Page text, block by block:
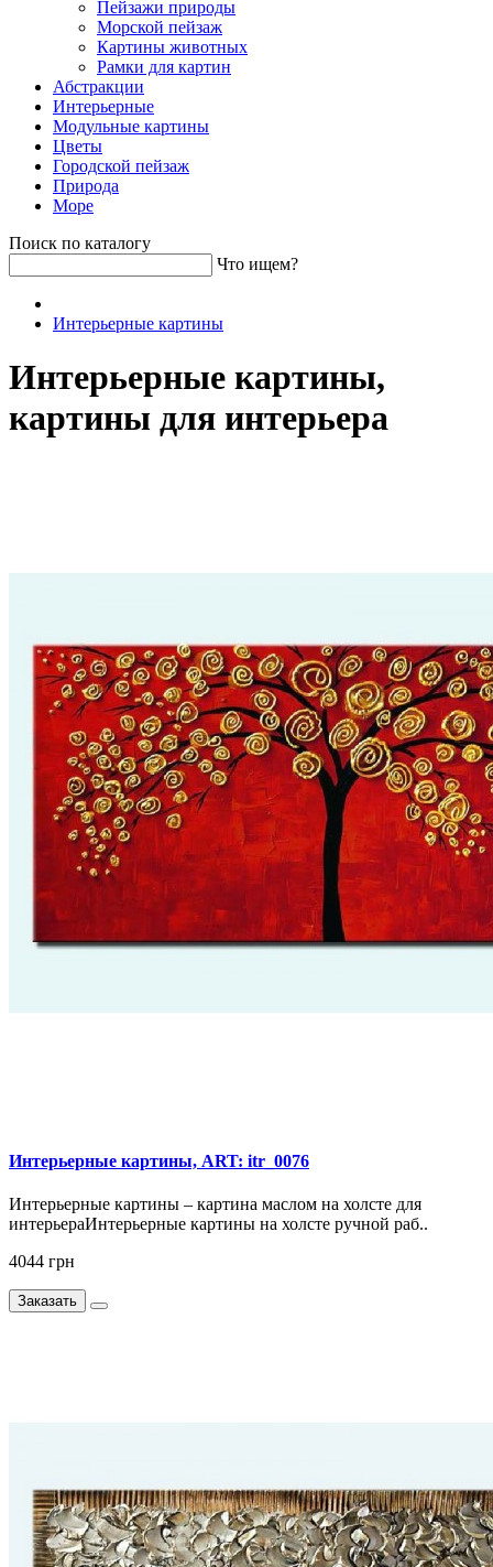
Пейзажи природы
Морской пейзаж
Картины животных
Рамки для картин
Абстракции
Интерьерные
Модульные картины
Цветы
Городской пейзаж
Природа
Море
Поиск по каталогу
Что ищем?
Интерьерные картины
Интерьерные картины,
картины для интерьера
Интерьерные картины, ART: itr_0076
Интерьерные картины – картина маслом на холсте для
интерьераИнтерьерные картины на холсте ручной раб..
4044 грн
Заказать